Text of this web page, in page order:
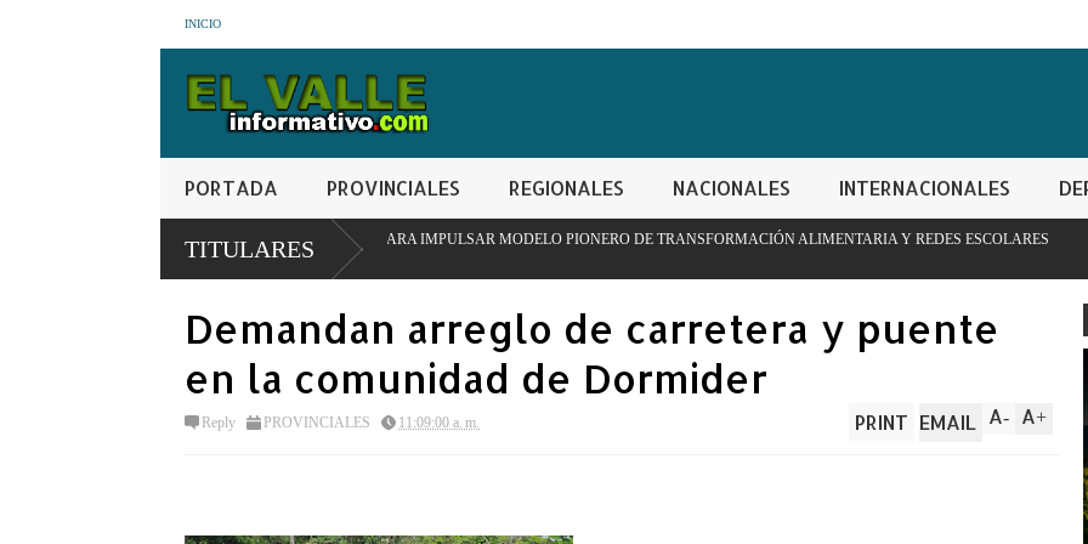
INICIO
PORTADA PROVINCIALES REGIONALES NACIONALES INTERNACIONALES
TITULARES
EN SAN JUAN PARA IMPULSAR MODELO PIONERO DE TRANSFORMACIÓN ALIMENTARIA Y REDES ESCOLARES
PN apresa
Demandan arreglo de carretera y puente
en la comunidad de Dormider
Reply PROVINCIALES 11:09:00 a. m. A+
A-
PRINT EMAIL